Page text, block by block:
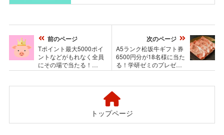
前のページ
Tポイント最大5000ポイ
ントなどがもれなく全員
にその場で当たる！
Yahoo!ズバトク新春お父
次のページ
A5ランク松坂牛ギフト券
6500円分が18名様に当た
る！学研ゼミのプレゼン
トキャンペーン
トップページ